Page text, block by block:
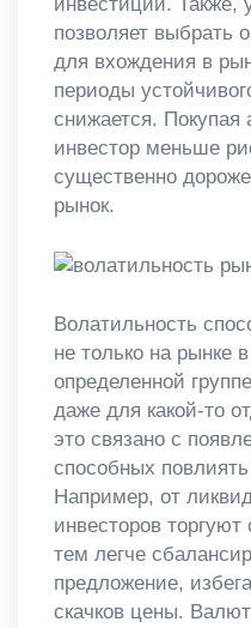
позволяет выбрать
для вхождения в
периоды
снижается. Покупая
инвестор меньше
существенно
рынок.
Волатильность
не только на рынке
определенной
даже для какой-то
это связано с
способных
Например, от
инвесторов
тем легче
предложение,
скачков цены.